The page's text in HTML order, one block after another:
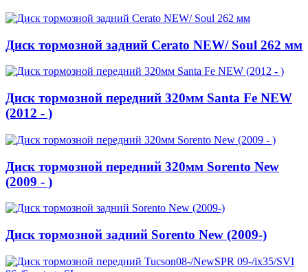
Диск тормозной задний Cerato NEW/ Soul 262 мм
Диск тормозной передний 320мм Santa Fe NEW
(2012 - )
Диск тормозной передний 320мм Sorento New
(2009 - )
Диск тормозной задний Sorento New (2009-)